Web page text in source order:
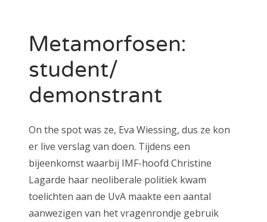
Metamorfosen:
student/
demonstrant
On the spot was ze, Eva Wiessing, dus ze kon
er live verslag van doen. Tijdens een
bijeenkomst waarbij IMF-hoofd Christine
Lagarde haar neoliberale politiek kwam
toelichten aan de UvA maakte een aantal
aanwezigen van het vragenrondje gebruik